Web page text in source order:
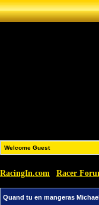
Welcome Guest
RacingIn.com Racer
Quand tu en mangeras